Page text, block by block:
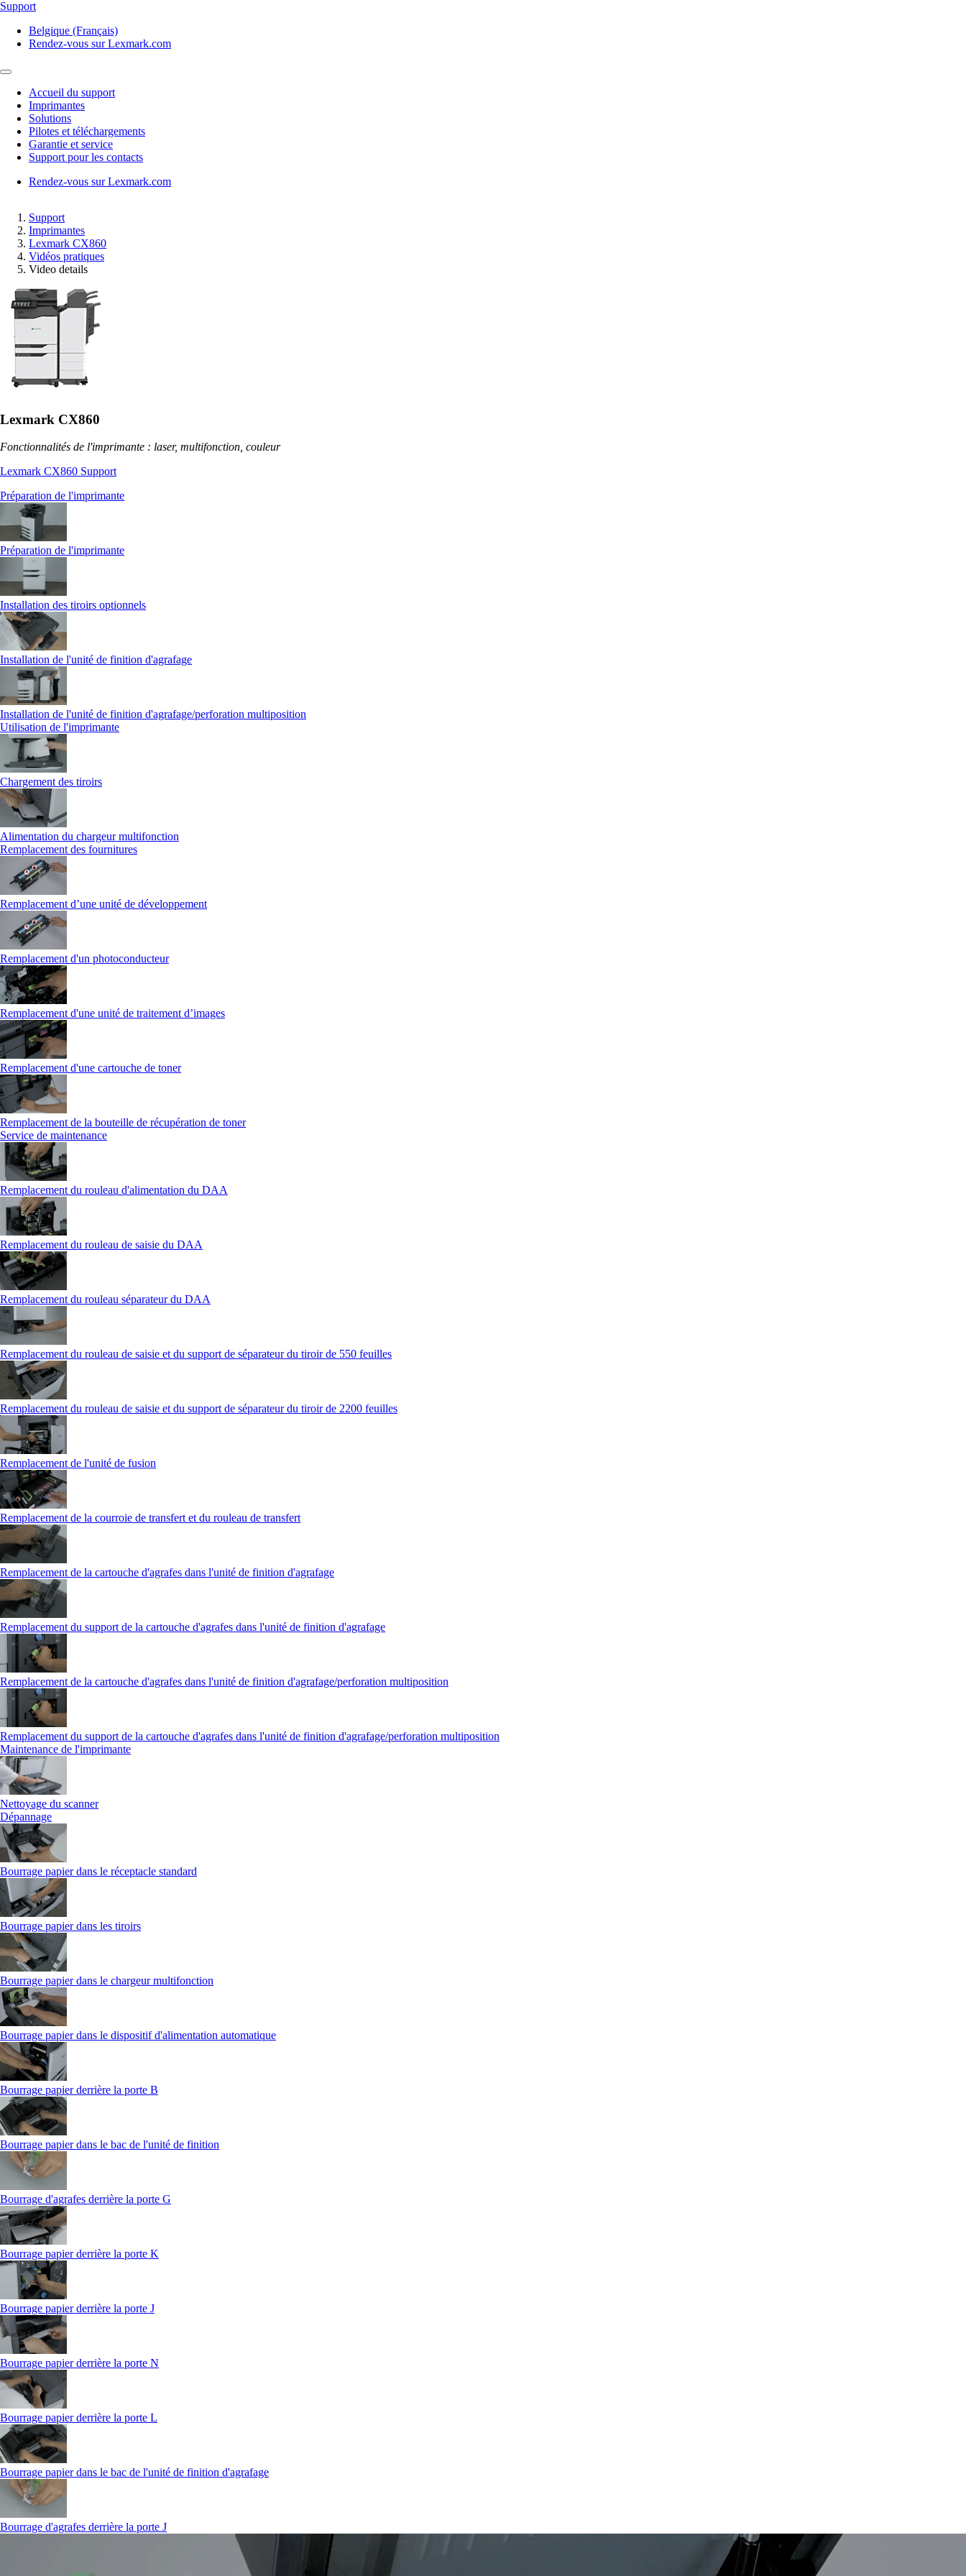
Support
Belgique (Français)
Rendez-vous sur Lexmark.com
Accueil du support
Imprimantes
Solutions
Pilotes et téléchargements
Garantie et service
Support pour les contacts
Rendez-vous sur Lexmark.com
Support
Imprimantes
Lexmark CX860
Vidéos pratiques
Video details
Lexmark CX860
Fonctionnalités de l'imprimante : laser, multifonction, couleur
Lexmark CX860 Support
Préparation de l'imprimante
Préparation de l'imprimante
Installation des tiroirs optionnels
Installation de l'unité de finition d'agrafage
Installation de l'unité de finition d'agrafage/perforation multiposition
Utilisation de l'imprimante
Chargement des tiroirs
Alimentation du chargeur multifonction
Remplacement des fournitures
Remplacement d’une unité de développement
Remplacement d'un photoconducteur
Remplacement d'une unité de traitement d’images
Remplacement d'une cartouche de toner
Remplacement de la bouteille de récupération de toner
Service de maintenance
Remplacement du rouleau d'alimentation du DAA
Remplacement du rouleau de saisie du DAA
Remplacement du rouleau séparateur du DAA
Remplacement du rouleau de saisie et du support de séparateur du tiroir de 550 feuilles
Remplacement du rouleau de saisie et du support de séparateur du tiroir de 2200 feuilles
Remplacement de l'unité de fusion
Remplacement de la courroie de transfert et du rouleau de transfert
Remplacement de la cartouche d'agrafes dans l'unité de finition d'agrafage
Remplacement du support de la cartouche d'agrafes dans l'unité de finition d'agrafage
Remplacement de la cartouche d'agrafes dans l'unité de finition d'agrafage/perforation multiposition
Remplacement du support de la cartouche d'agrafes dans l'unité de finition d'agrafage/perforation multiposition
Maintenance de l'imprimante
Nettoyage du scanner
Dépannage
Bourrage papier dans le réceptacle standard
Bourrage papier dans les tiroirs
Bourrage papier dans le chargeur multifonction
Bourrage papier dans le dispositif d'alimentation automatique
Bourrage papier derrière la porte B
Bourrage papier dans le bac de l'unité de finition
Bourrage d'agrafes derrière la porte G
Bourrage papier derrière la porte K
Bourrage papier derrière la porte J
Bourrage papier derrière la porte N
Bourrage papier derrière la porte L
Bourrage papier dans le bac de l'unité de finition d'agrafage
Bourrage d'agrafes derrière la porte J